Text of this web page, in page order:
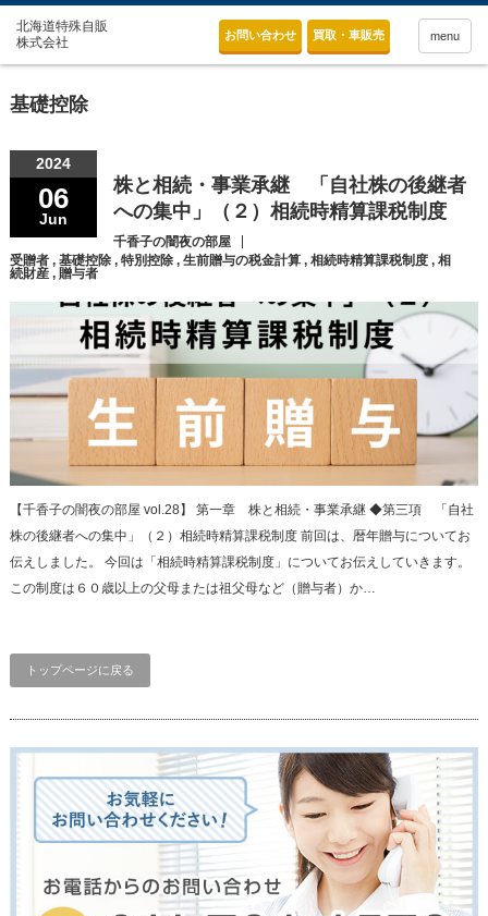
お問い合わせ 買取・車販売 menu
基礎控除
2024
06
Jun
株と相続・事業承継 「自社株の後継者
への集中」（２）相続時精算課税制度
千香子の闇夜の部屋
受贈者, 基礎控除, 特別控除, 生前贈与の税金計算, 相続時精算課税制度, 相
続財産, 贈与者
【千香子の闇夜の部屋 vol.28】 第一章 株と相続・事業承継 ◆第三項 「自社
株の後継者への集中」（２）相続時精算課税制度 前回は、暦年贈与についてお
伝えしました。 今回は「相続時精算課税制度」についてお伝えしていきます。
この制度は６０歳以上の父母または祖父母など（贈与者）か…
トップページに戻る